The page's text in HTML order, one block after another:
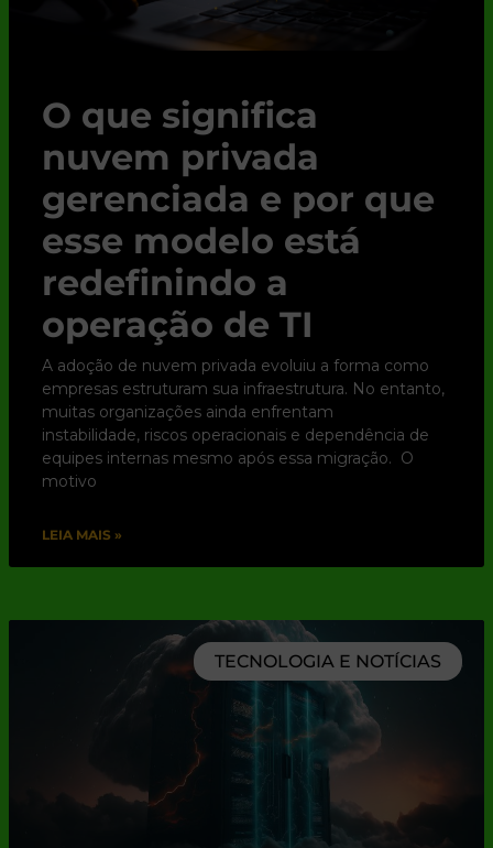
O que significa
nuvem privada
gerenciada e por que
esse modelo está
redefinindo a
operação de TI
A adoção de nuvem privada evoluiu a forma como
empresas estruturam sua infraestrutura. No entanto,
muitas organizações ainda enfrentam
instabilidade, riscos operacionais e dependência de
equipes internas mesmo após essa migração. O
motivo
LEIA MAIS »
TECNOLOGIA E NOTÍCIAS